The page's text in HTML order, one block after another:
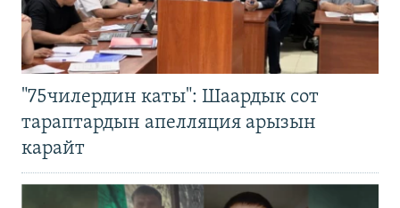
"75чилердин каты": Шаардык сот
тараптардын апелляция арызын
карайт